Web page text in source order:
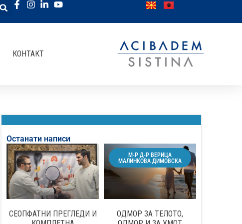
КОНТАКТ
Останати написи
СЕОПФАТНИ ПРЕГЛЕДИ И
М-Р Д-Р ВЕРИЦА
МАЛИНКОВА ДИМОВСКА
ОДМОР ЗА ТЕЛОТО,